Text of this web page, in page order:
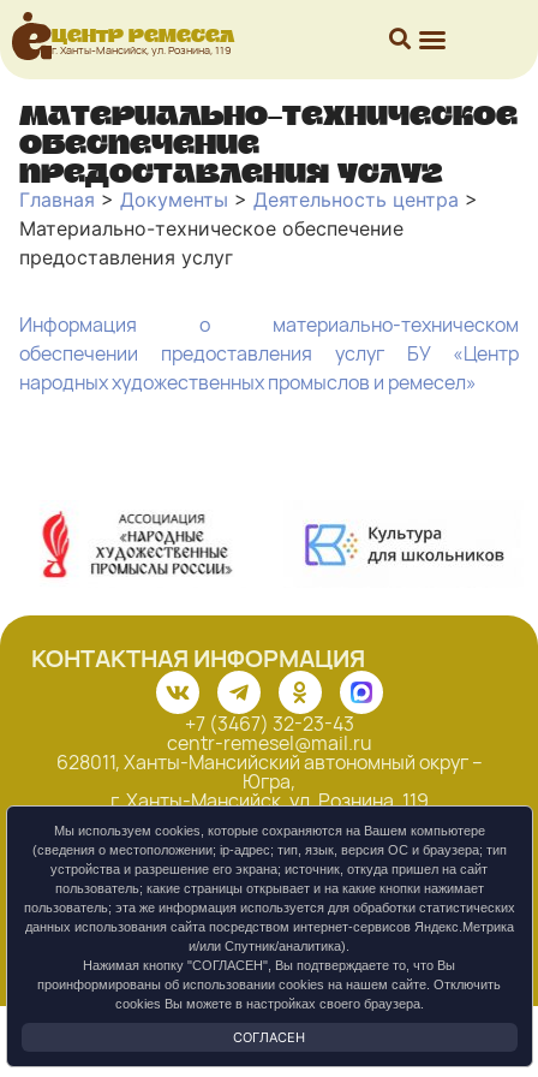
Центр ремесел
г. Ханты-Мансийск, ул. Рознина, 119
Материально-техническое
обеспечение
предоставления услуг
Главная > Документы > Деятельность центра >
Материально-техническое обеспечение
предоставления услуг
Информация о материально-техническом
обеспечении предоставления услуг БУ «Центр
народных художественных промыслов и ремесел»
КОНТАКТНАЯ ИНФОРМАЦИЯ
+7 (3467) 32-23-43
centr-remesel@mail.ru
628011, Ханты-Мансийский автономный округ –
Югра,
г. Ханты-Мансийск, ул. Рознина, 119
Смотреть на карте
Обращения граждан
Политика конфиденциальности
Мы используем cookies, которые сохраняются на Вашем компьютере
(сведения о местоположении; ip-адрес; тип, язык, версия ОС и браузера; тип
устройства и разрешение его экрана; источник, откуда пришел на сайт
пользователь; какие страницы открывает и на какие кнопки нажимает
пользователь; эта же информация используется для обработки статистических
данных использования сайта посредством интернет-сервисов Яндекс.Метрика
и/или Спутник/аналитика).
Нажимая кнопку "СОГЛАСЕН", Вы подтверждаете то, что Вы
проинформированы об использовании cookies на нашем сайте. Отключить
cookies Вы можете в настройках своего браузера.
СОГЛАСЕН